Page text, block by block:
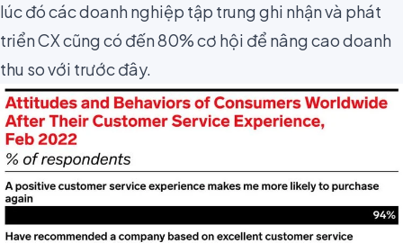
lúc đó các doanh nghiệp tập trung ghi nhận và phát
triển CX cũng có đến80%cơ hội để nâng cao doanh
thu so với trước đây.